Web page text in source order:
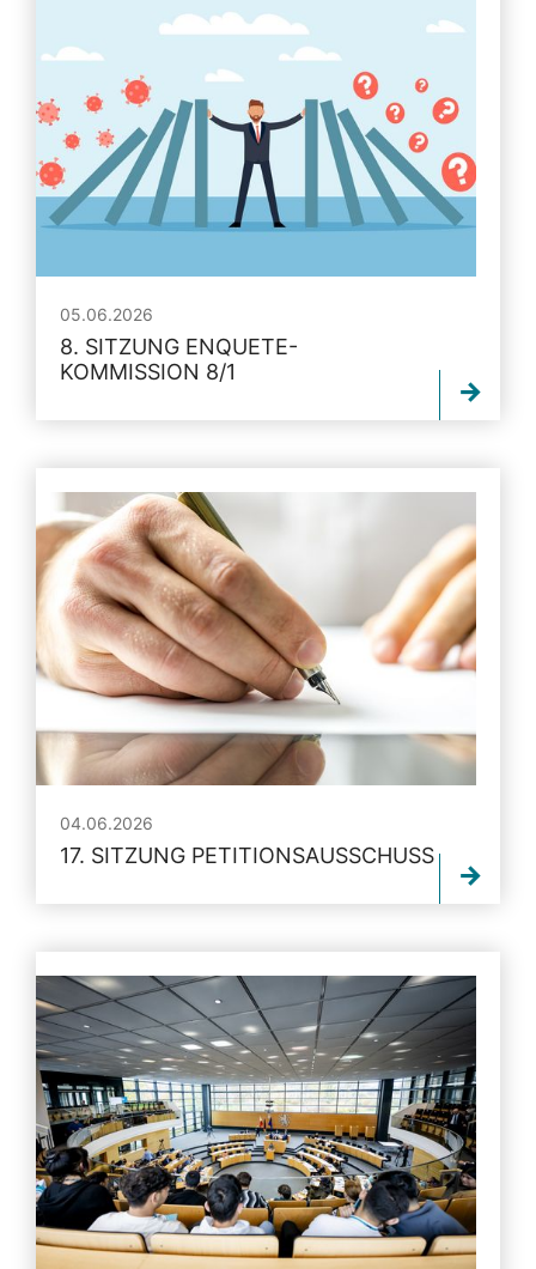
05.06.2026
8. SITZUNG ENQUETE-
KOMMISSION 8/1
04.06.2026
17. SITZUNG PETITIONSAUSSCHUSS